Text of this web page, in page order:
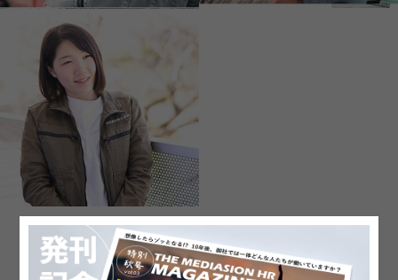
神前建設株式会社［本社：大阪
府］